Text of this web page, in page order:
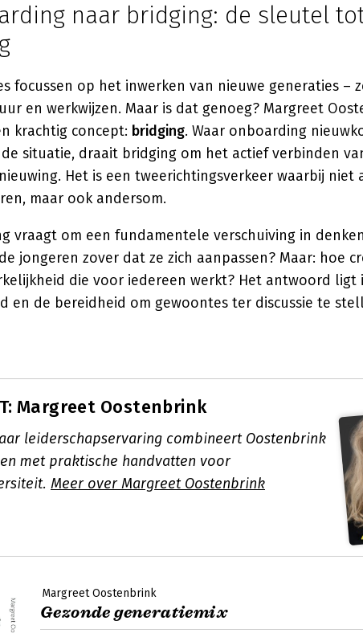
naar bridging: de sleutel
focussen op het inwerken van nieuwe generaties –
en werkwijzen. Maar is dat genoeg? Margreet
krachtig concept: bridging. Waar onboarding
situatie, draait bridging om het actief verbinden
Het is een tweerichtingsverkeer waarbij niet
maar ook andersom.
vraagt om een fundamentele verschuiving in
jongeren zover dat ze zich aanpassen? Maar: hoe
die voor iedereen werkt? Het antwoord ligt
en de bereidheid om gewoontes ter discussie te
Margreet Oostenbrink
leiderschapservaring combineert Oostenbrink
met praktische handvatten voor
Meer over Margreet Oostenbrink
Margreet Oostenbrink
Gezonde generatiemix